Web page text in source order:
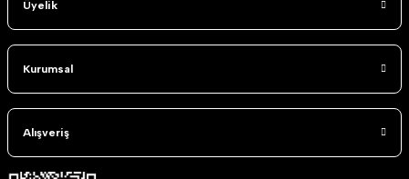
Üyelik
Kurumsal
Alışveriş